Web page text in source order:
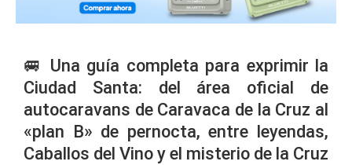
🚐 Una guía completa para exprimir la
Ciudad Santa: del área oficial de
autocaravans de Caravaca de la Cruz al
«plan B» de pernocta, entre leyendas,
Caballos del Vino y el misterio de la Cruz